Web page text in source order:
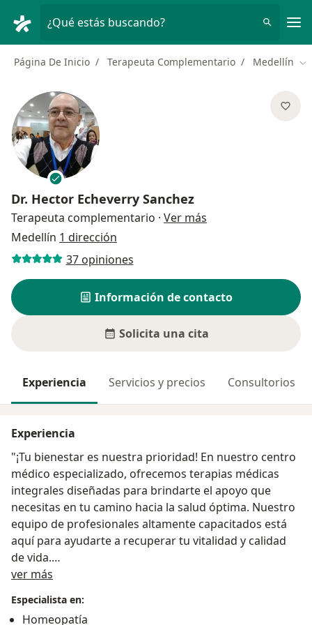
¿Qué estás buscando?
Página De Inicio Terapeuta Complementario Medellín
Dr. Hector Echeverry Sanchez
Terapeuta complementario · Ver más
Medellín 1 dirección
37 opiniones
Información de contacto
Solicita una cita
Experiencia Servicios y precios Consultorios
Experiencia
"¡Tu bienestar es nuestra prioridad! En nuestro centro
médico especializado, ofrecemos terapias médicas
integrales diseñadas para brindarte el apoyo que
necesitas en tu camino hacia la salud óptima. Nuestro
equipo de profesionales altamente capacitados está
aquí para ayudarte a recuperar tu vitalidad y calidad
de vida.
soluciones terapéuticas personalizadas que abordan
ver más
Especialista en:
Homeopatía